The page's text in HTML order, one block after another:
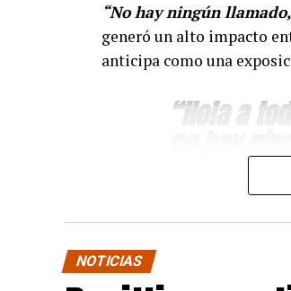
“No hay ningún
generó un alto impacto
anticipa como una
“Hola a
para
Según relató en su
bajo control de terceros.
NOTICIAS